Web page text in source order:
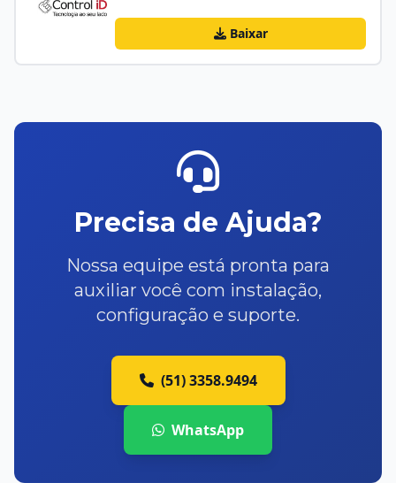
Baixar
Precisa de Ajuda?
Nossa equipe está pronta para
auxiliar você com instalação,
configuração e suporte.
(51) 3358.9494
WhatsApp